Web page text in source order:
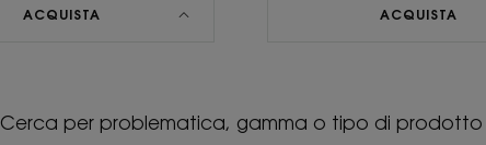
ACQUISTA ACQUISTA
Cerca per problematica, gamma o tipo di prodotto